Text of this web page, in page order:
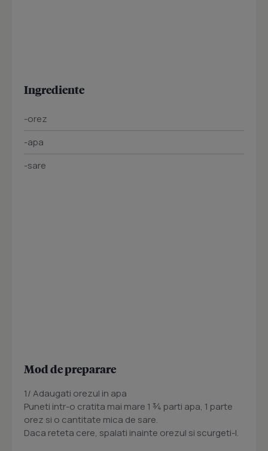
Ingrediente
-orez
-apa
-sare
Mod de preparare
1/ Adaugati orezul in apa
Puneti intr-o cratita mai mare 1 ¾ parti apa, 1 parte
orez si o cantitate mica de sare.
Daca reteta cere, spalati inainte orezul si scurgeti-l.